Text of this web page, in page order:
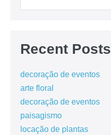
Recent Posts
decoração de eventos
arte floral
decoração de eventos
paisagismo
locação de plantas